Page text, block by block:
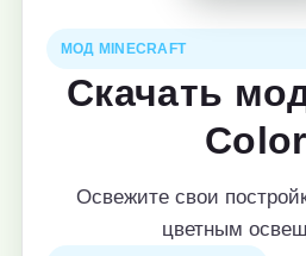
МОД MINECRAFT
Скачать
Освежите свои
цветным